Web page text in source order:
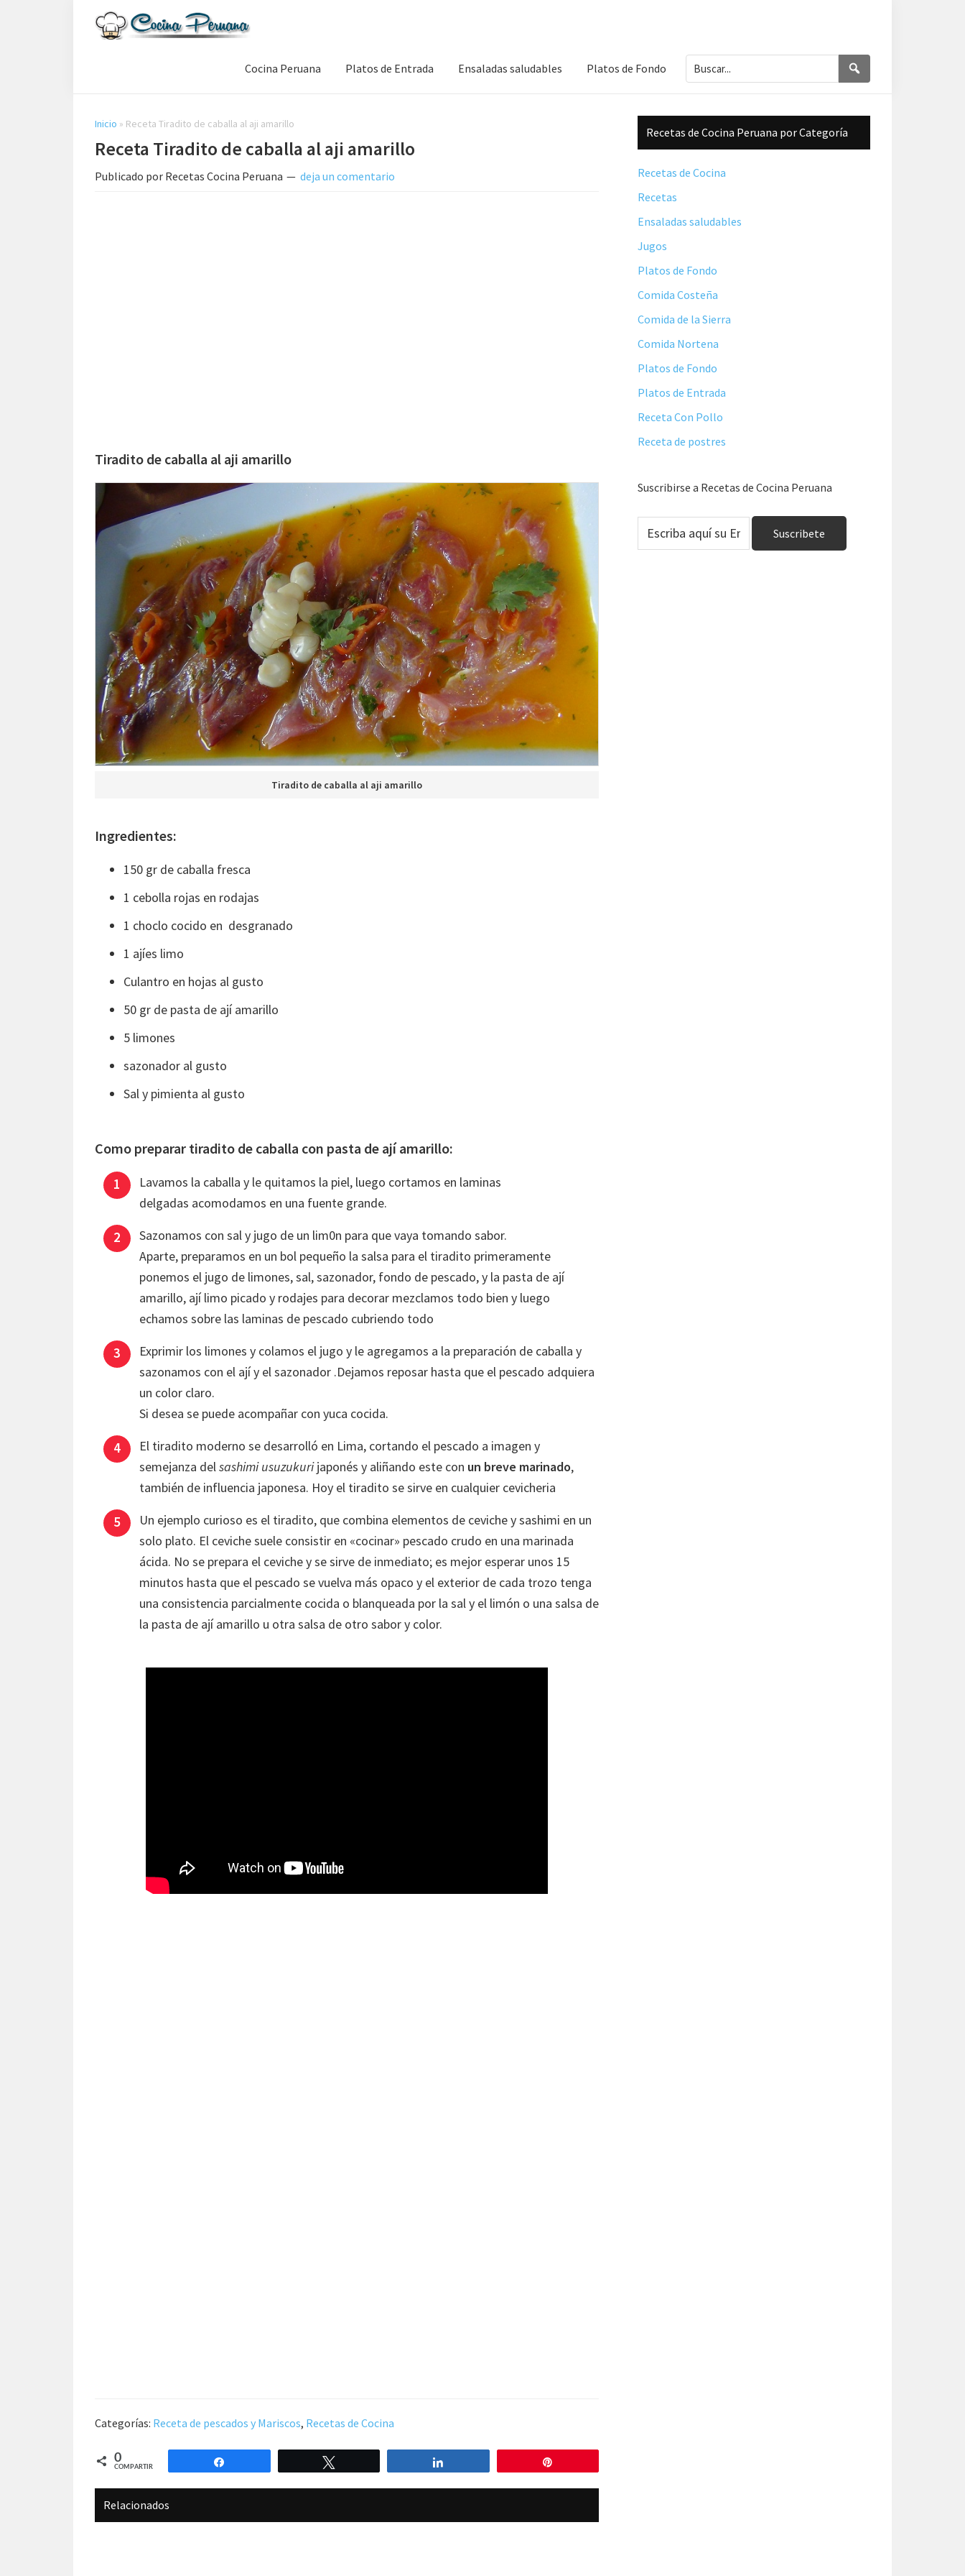
de
Comida
Peruana
Cocina Peruana Platos de Entrada Ensaladas saludables Platos de Fondo Buscar...
Inicio » Receta Tiradito de caballa al aji amarillo
Receta Tiradito de caballa al aji amarillo
Publicado por Recetas Cocina Peruana deja un comentario
Tiradito de caballa al aji amarillo
Tiradito de caballa al aji amarillo
Ingredientes:
150 gr de caballa fresca
1 cebolla rojas en rodajas
1 choclo cocido en desgranado
1 ajíes limo
Culantro en hojas al gusto
50 gr de pasta de ají amarillo
5 limones
sazonador al gusto
Sal y pimienta al gusto
Como preparar tiradito de caballa con pasta de ají amarillo:
Lavamos la caballa y le quitamos la piel, luego cortamos en laminas
delgadas acomodamos en una fuente grande.
Sazonamos con sal y jugo de un lim0n para que vaya tomando sabor.
Aparte, preparamos en un bol pequeño la salsa para el tiradito primeramente
ponemos el jugo de limones, sal, sazonador, fondo de pescado, y la pasta de ají
amarillo, ají limo picado y rodajes para decorar mezclamos todo bien y luego
echamos sobre las laminas de pescado cubriendo todo
Exprimir los limones y colamos el jugo y le agregamos a la preparación de caballa y
sazonamos con el ají y el sazonador .Dejamos reposar hasta que el pescado adquiera
un color claro.
Si desea se puede acompañar con yuca cocida.
El tiradito moderno se desarrolló en Lima, cortando el pescado a imagen y
semejanza delsashimi usuzukurijaponés y aliñando este con un breve marinado,
también de influencia japonesa. Hoy el tiradito se sirve en cualquier cevicheria
Un ejemplo curioso es el tiradito, que combina elementos de ceviche y sashimi en un
solo plato. El ceviche suele consistir en «cocinar» pescado crudo en una marinada
ácida. No se prepara el ceviche y se sirve de inmediato; es mejor esperar unos 15
minutos hasta que el pescado se vuelva más opaco y el exterior de cada trozo tenga
una consistencia parcialmente cocida o blanqueada por la sal y el limón o una salsa de
la pasta de ají amarillo u otra salsa de otro sabor y color.
Categorías: Receta de pescados y Mariscos, Recetas de Cocina
0
COMPARTIR
Relacionados
Barra
lateral
principal
Recetas de Cocina Peruana por Categoría
Recetas de Cocina
Recetas
Ensaladas saludables
Jugos
Platos de Fondo
Comida Costeña
Comida de la Sierra
Comida Nortena
Platos de Fondo
Platos de Entrada
Receta Con Pollo
Receta de postres
Suscribirse a Recetas de Cocina Peruana